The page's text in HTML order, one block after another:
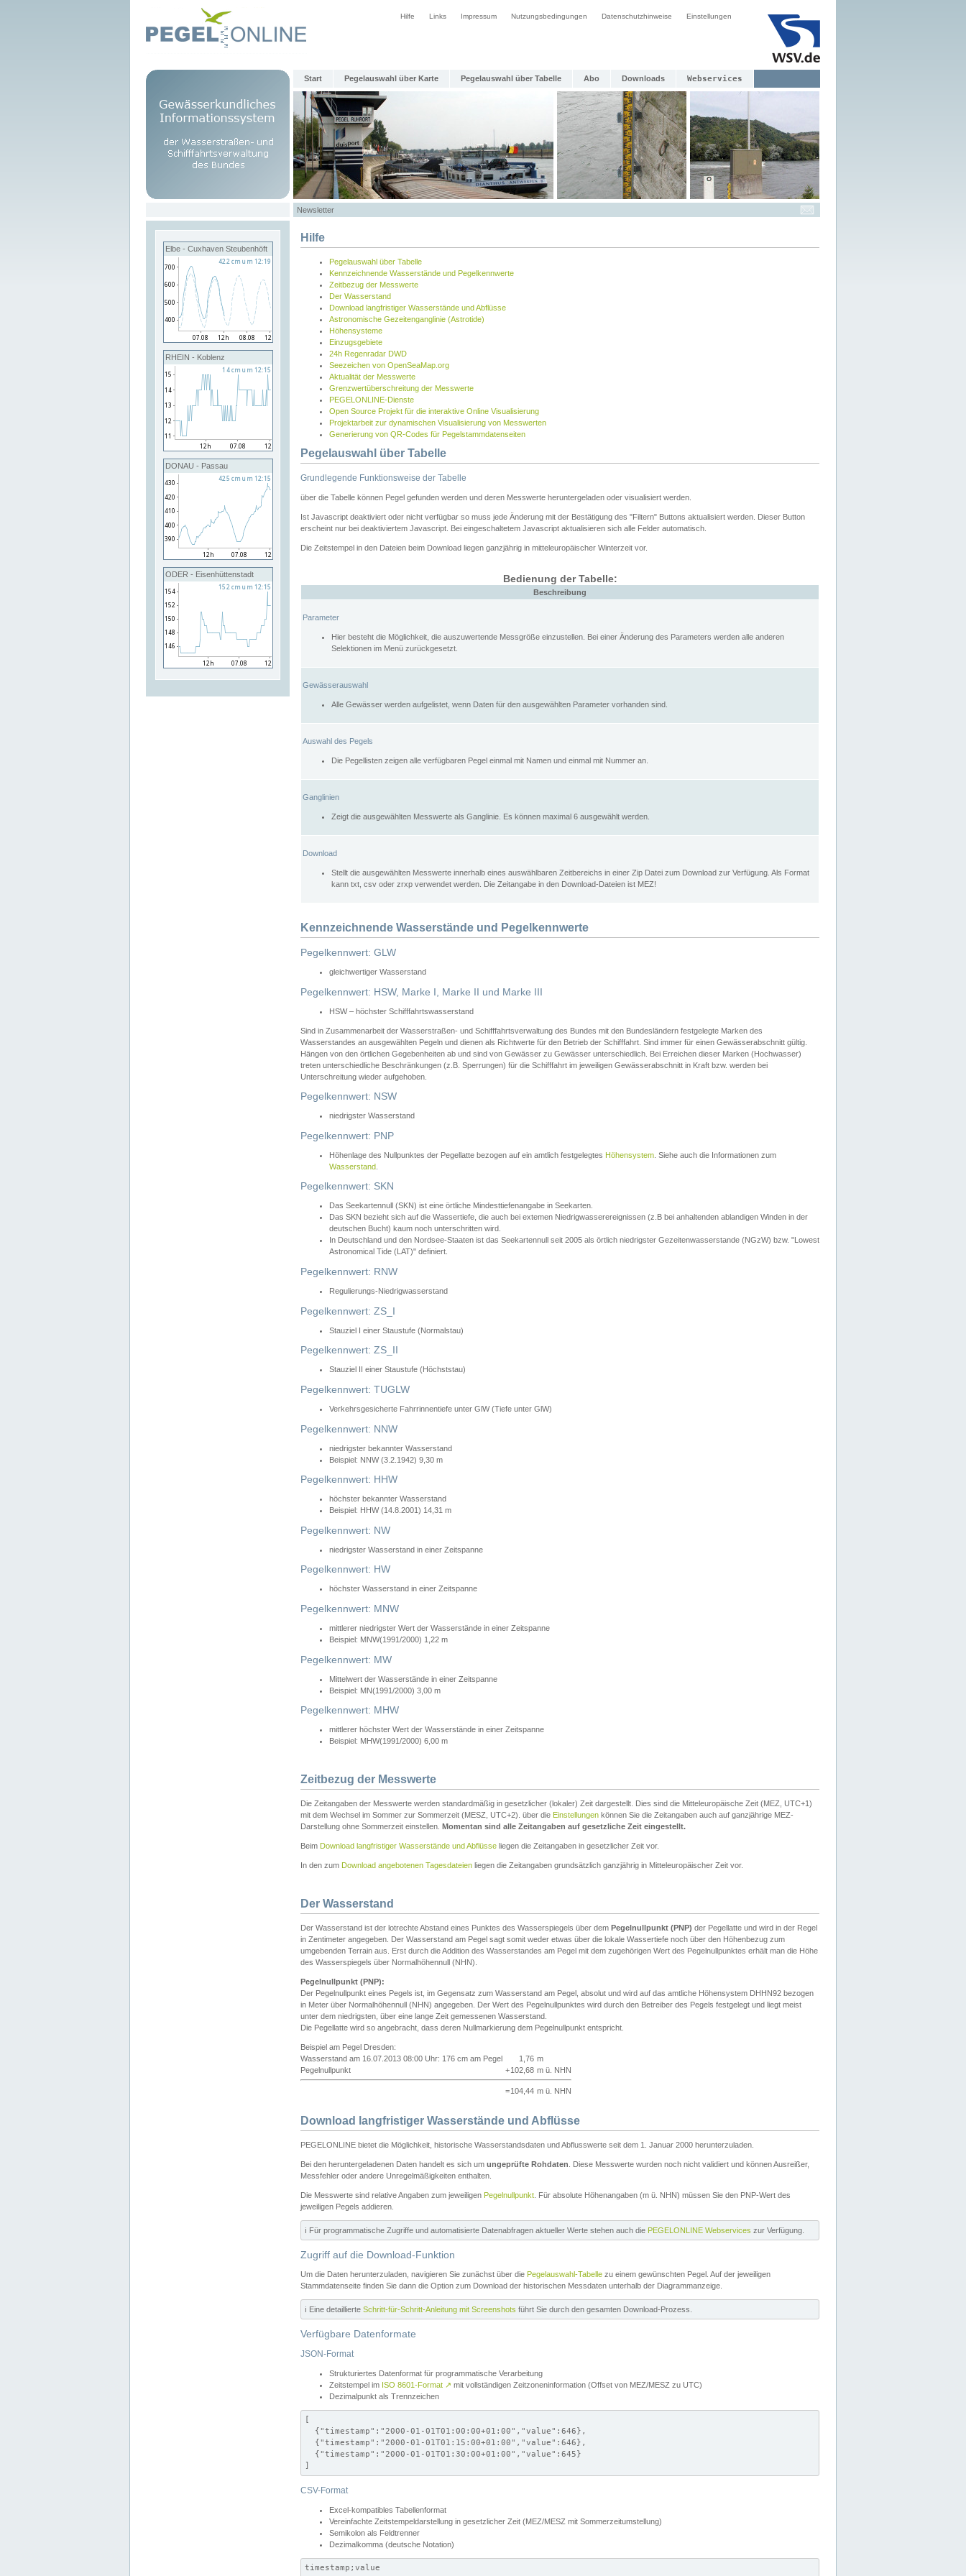
Hilfe Links Impressum Nutzungsbedingungen Datenschutzhinweise Einstellungen
Start Pegelauswahl über Karte Pegelauswahl über Tabelle Abo Downloads Webservices
Newsletter
Elbe - Cuxhaven Steubenhöft
RHEIN - Koblenz
DONAU - Passau
ODER - Eisenhüttenstadt
Hilfe
Pegelauswahl über Tabelle
Kennzeichnende Wasserstände und Pegelkennwerte
Zeitbezug der Messwerte
Der Wasserstand
Download langfristiger Wasserstände und Abflüsse
Astronomische Gezeitenganglinie (Astrotide)
Höhensysteme
Einzugsgebiete
24h Regenradar DWD
Seezeichen von OpenSeaMap.org
Aktualität der Messwerte
Grenzwertüberschreitung der Messwerte
PEGELONLINE-Dienste
Open Source Projekt für die interaktive Online Visualisierung
Projektarbeit zur dynamischen Visualisierung von Messwerten
Generierung von QR-Codes für Pegelstammdatenseiten
Pegelauswahl über Tabelle
Grundlegende Funktionsweise der Tabelle
über die Tabelle können Pegel gefunden werden und deren Messwerte heruntergeladen oder visualisiert werden.
Ist Javascript deaktiviert oder nicht verfügbar so muss jede Änderung mit der Bestätigung des "Filtern" Buttons aktualisiert werden. Dieser Button
erscheint nur bei deaktiviertem Javascript. Bei eingeschaltetem Javascript aktualisieren sich alle Felder automatisch.
Die Zeitstempel in den Dateien beim Download liegen ganzjährig in mitteleuropäischer Winterzeit vor.
Bedienung der Tabelle:
Beschreibung
Parameter
Hier besteht die Möglichkeit, die auszuwertende Messgröße einzustellen. Bei einer Änderung des Parameters werden alle anderen
Selektionen im Menü zurückgesetzt.
Gewässerauswahl
Alle Gewässer werden aufgelistet, wenn Daten für den ausgewählten Parameter vorhanden sind.
Auswahl des Pegels
Die Pegellisten zeigen alle verfügbaren Pegel einmal mit Namen und einmal mit Nummer an.
Ganglinien
Zeigt die ausgewählten Messwerte als Ganglinie. Es können maximal 6 ausgewählt werden.
Download
Stellt die ausgewählten Messwerte innerhalb eines auswählbaren Zeitbereichs in einer Zip Datei zum Download zur Verfügung. Als Format
kann txt, csv oder zrxp verwendet werden. Die Zeitangabe in den Download-Dateien ist MEZ!
Kennzeichnende Wasserstände und Pegelkennwerte
Pegelkennwert: GLW
gleichwertiger Wasserstand
Pegelkennwert: HSW, Marke I, Marke II und Marke III
HSW – höchster Schifffahrtswasserstand
Sind in Zusammenarbeit der Wasserstraßen- und Schifffahrtsverwaltung des Bundes mit den Bundesländern festgelegte Marken des
Wasserstandes an ausgewählten Pegeln und dienen als Richtwerte für den Betrieb der Schifffahrt. Sind immer für einen Gewässerabschnitt gültig.
Hängen von den örtlichen Gegebenheiten ab und sind von Gewässer zu Gewässer unterschiedlich. Bei Erreichen dieser Marken (Hochwasser)
treten unterschiedliche Beschränkungen (z.B. Sperrungen) für die Schifffahrt im jeweiligen Gewässerabschnitt in Kraft bzw. werden bei
Unterschreitung wieder aufgehoben.
Pegelkennwert: NSW
niedrigster Wasserstand
Pegelkennwert: PNP
Höhenlage des Nullpunktes der Pegellatte bezogen auf ein amtlich festgelegtes Höhensystem . Siehe auch die Informationen zum
Wasserstand
Pegelkennwert: SKN
Das Seekartennull (SKN) ist eine örtliche Mindesttiefenangabe in Seekarten.
Das SKN bezieht sich auf die Wassertiefe, die auch bei extemen Niedrigwasserereignissen (z.B bei anhaltenden ablandigen Winden in der
deutschen Bucht) kaum noch unterschritten wird.
In Deutschland und den Nordsee-Staaten ist das Seekartennull seit 2005 als örtlich niedrigster Gezeitenwasserstande (NGzW) bzw. "Lowest
Astronomical Tide (LAT)" definiert.
Pegelkennwert: RNW
Regulierungs-Niedrigwasserstand
Pegelkennwert: ZS_I
Stauziel I einer Staustufe (Normalstau)
Pegelkennwert: ZS_II
Stauziel II einer Staustufe (Höchststau)
Pegelkennwert: TUGLW
Verkehrsgesicherte Fahrrinnentiefe unter GlW (Tiefe unter GlW)
Pegelkennwert: NNW
niedrigster bekannter Wasserstand
Beispiel: NNW (3.2.1942) 9,30 m
Pegelkennwert: HHW
höchster bekannter Wasserstand
Beispiel: HHW (14.8.2001) 14,31 m
Pegelkennwert: NW
niedrigster Wasserstand in einer Zeitspanne
Pegelkennwert: HW
höchster Wasserstand in einer Zeitspanne
Pegelkennwert: MNW
mittlerer niedrigster Wert der Wasserstände in einer Zeitspanne
Beispiel: MNW(1991/2000) 1,22 m
Pegelkennwert: MW
Mittelwert der Wasserstände in einer Zeitspanne
Beispiel: MN(1991/2000) 3,00 m
Pegelkennwert: MHW
mittlerer höchster Wert der Wasserstände in einer Zeitspanne
Beispiel: MHW(1991/2000) 6,00 m
Zeitbezug der Messwerte
Die Zeitangaben der Messwerte werden standardmäßig in gesetzlicher (lokaler) Zeit dargestellt. Dies sind die Mitteleuropäische Zeit (MEZ, UTC+1)
mit dem Wechsel im Sommer zur Sommerzeit (MESZ, UTC+2). über die Einstellungen können Sie die Zeitangaben auch auf ganzjährige MEZ-
Darstellung ohne Sommerzeit einstellen. Momentan sind alle Zeitangaben auf gesetzliche Zeit eingestellt.
Beim Download langfristiger Wasserstände und Abflüsse liegen die Zeitangaben in gesetzlicher Zeit vor.
In den zum Download angebotenen Tagesdateien liegen die Zeitangaben grundsätzlich ganzjährig in Mitteleuropäischer Zeit vor.
Der Wasserstand
Der Wasserstand ist der lotrechte Abstand eines Punktes des Wasserspiegels über dem Pegelnullpunkt (PNP) der Pegellatte und wird in der Regel
in Zentimeter angegeben. Der Wasserstand am Pegel sagt somit weder etwas über die lokale Wassertiefe noch über den Höhenbezug zum
umgebenden Terrain aus. Erst durch die Addition des Wasserstandes am Pegel mit dem zugehörigen Wert des Pegelnullpunktes erhält man die Höhe
des Wasserspiegels über Normalhöhennull (NHN).
Pegelnullpunkt (PNP):
Der Pegelnullpunkt eines Pegels ist, im Gegensatz zum Wasserstand am Pegel, absolut und wird auf das amtliche Höhensystem DHHN92 bezogen
in Meter über Normalhöhennull (NHN) angegeben. Der Wert des Pegelnullpunktes wird durch den Betreiber des Pegels festgelegt und liegt meist
unter dem niedrigsten, über eine lange Zeit gemessenen Wasserstand.
Die Pegellatte wird so angebracht, dass deren Nullmarkierung dem Pegelnullpunkt entspricht.
Beispiel am Pegel Dresden:
Wasserstand am 16.07.2013 08:00 Uhr: 176 cm am Pegel
1,76 m
Pegelnullpunkt
+102,68 m ü. NHN
=104,44 m ü. NHN
Download langfristiger Wasserstände und Abflüsse
PEGELONLINE bietet die Möglichkeit, historische Wasserstandsdaten und Abflusswerte seit dem 1. Januar 2000 herunterzuladen.
Bei den heruntergeladenen Daten handelt es sich um ungeprüfte Rohdaten . Diese Messwerte wurden noch nicht validiert und können Ausreißer,
Messfehler oder andere Unregelmäßigkeiten enthalten.
Die Messwerte sind relative Angaben zum jeweiligen Pegelnullpunkt . Für absolute Höhenangaben (m ü. NHN) müssen Sie den PNP-Wert des
jeweiligen Pegels addieren.
ℹ️ Für programmatische Zugriffe und automatisierte Datenabfragen aktueller Werte stehen auch die PEGELONLINE Webservices zur Verfügung.
Zugriff auf die Download-Funktion
Um die Daten herunterzuladen, navigieren Sie zunächst über die Pegelauswahl-Tabelle zu einem gewünschten Pegel. Auf der jeweiligen
Stammdatenseite finden Sie dann die Option zum Download der historischen Messdaten unterhalb der Diagrammanzeige.
ℹ️ Eine detaillierte Schritt-für-Schritt-Anleitung mit Screenshots führt Sie durch den gesamten Download-Prozess.
Verfügbare Datenformate
JSON-Format
Strukturiertes Datenformat für programmatische Verarbeitung
Zeitstempel im ISO 8601-Format ↗ mit vollständigen Zeitzoneninformation (Offset von MEZ/MESZ zu UTC)
Dezimalpunkt als Trennzeichen
[
  {"timestamp":"2000-01-01T01:00:00+01:00","value":646},
  {"timestamp":"2000-01-01T01:15:00+01:00","value":646},
  {"timestamp":"2000-01-01T01:30:00+01:00","value":645}
]
CSV-Format
Excel-kompatibles Tabellenformat
Vereinfachte Zeitstempeldarstellung in gesetzlicher Zeit (MEZ/MESZ mit Sommerzeitumstellung)
Semikolon als Feldtrenner
Dezimalkomma (deutsche Notation)
timestamp;value